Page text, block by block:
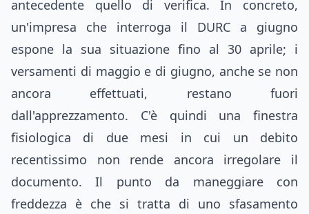
antecedente quello di verifica. In concreto,
un'impresa che interroga il DURC a giugno
espone la sua situazione fino al 30 aprile; i
versamenti di maggio e di giugno, anche se non
ancora effettuati, restano fuori
dall'apprezzamento. C'è quindi una finestra
fisiologica di due mesi in cui un debito
recentissimo non rende ancora irregolare il
documento. Il punto da maneggiare con
freddezza è che si tratta di uno sfasamento